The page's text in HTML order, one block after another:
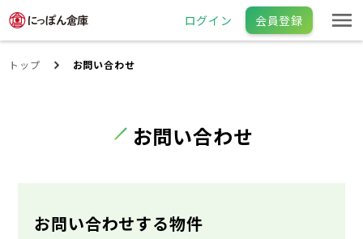
ログイン 会員登録
トップ お問い合わせ
お問い合わせ
お問い合わせする物件